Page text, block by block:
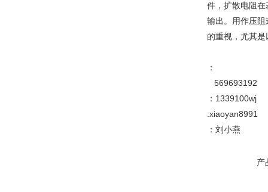
件，扩散电阻
输出。用作压
的重视，尤其
：
569693192
：1339100wj
:xiaoyan8991
：刘小燕
产